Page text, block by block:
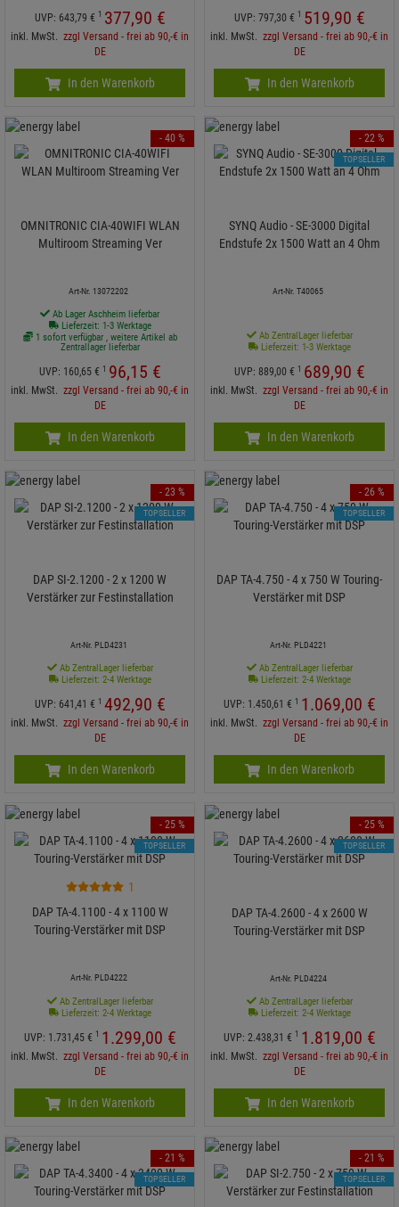
UVP: 643,79 € 1 377,90 €
inkl. MwSt. zzgl Versand - frei ab 90,-€ in
DE
In den Warenkorb
UVP: 797,30 € 1 519,90 €
inkl. MwSt. zzgl Versand - frei ab 90,-€ in
DE
In den Warenkorb
OMNITRONIC CIA-40WIFI WLAN
Multiroom Streaming Ver
Art-Nr. 13072202
Ab Lager Aschheim lieferbar
Lieferzeit: 1-3 Werktage
1 sofort verfügbar , weitere Artikel ab
Zentrallager lieferbar
UVP: 160,65 € 1 96,15 €
inkl. MwSt. zzgl Versand - frei ab 90,-€ in
DE
- 40 %
In den Warenkorb
SYNQ Audio - SE-3000 Digital
Endstufe 2x 1500 Watt an 4 Ohm
Art-Nr. T40065
Ab ZentralLager lieferbar
Lieferzeit: 1-3 Werktage
UVP: 889,00 € 1 689,90 €
inkl. MwSt. zzgl Versand - frei ab 90,-€ in
DE
- 22 %
TOPSELLER
In den Warenkorb
DAP SI-2.1200 - 2 x 1200 W
Verstärker zur Festinstallation
Art-Nr. PLD4231
Ab ZentralLager lieferbar
Lieferzeit: 2-4 Werktage
UVP: 641,41 € 1 492,90 €
inkl. MwSt. zzgl Versand - frei ab 90,-€ in
DE
- 23 %
TOPSELLER
In den Warenkorb
DAP TA-4.750 - 4 x 750 W Touring-
Verstärker mit DSP
Art-Nr. PLD4221
Ab ZentralLager lieferbar
Lieferzeit: 2-4 Werktage
UVP: 1.450,61 € 1 1.069,00 €
inkl. MwSt. zzgl Versand - frei ab 90,-€ in
DE
- 26 %
TOPSELLER
In den Warenkorb
1
DAP TA-4.1100 - 4 x 1100 W
Touring-Verstärker mit DSP
Art-Nr. PLD4222
Ab ZentralLager lieferbar
Lieferzeit: 2-4 Werktage
UVP: 1.731, 45 € 1 1.299,00 €
inkl. MwSt. zzgl Versand - frei ab 90,-€ in
DE
- 25 %
TOPSELLER
In den Warenkorb
DAP TA-4.2600 - 4 x 2600 W
Touring-Verstärker mit DSP
Art-Nr. PLD4224
Ab ZentralLager lieferbar
Lieferzeit: 2-4 Werktage
UVP: 2.438, 31 € 1 1.819,00 €
inkl. MwSt. zzgl Versand - frei ab 90,-€ in
DE
- 25 %
TOPSELLER
In den Warenkorb
- 21 %
TOPSELLER
- 21 %
TOPSELLER